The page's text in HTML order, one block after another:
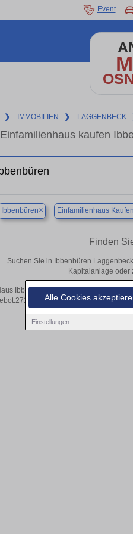
Alle Cookies
Einstellungen
Event
❯ IMMOBILIEN ❯ LAGGENBECK
Einfamilienhaus kaufen
Ibbenbüren× Einfamilienhaus Kaufen
Finden
Suchen Sie in Ibbenbüren
Kapitalanlage oder